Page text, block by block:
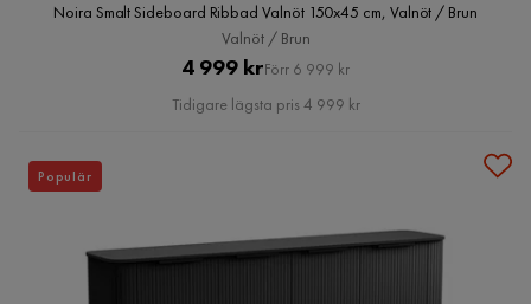
Noira Smalt Sideboard Ribbad Valnöt 150x45 cm, Valnöt / Brun
Valnöt / Brun
Pris
4 999 krOriginal
Pris
Förr 6 999 kr
Tidigare lägsta pris 4 999 kr
Populär